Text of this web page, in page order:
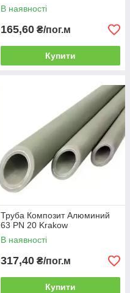
В наявності
165,60 ₴/пог.м
Купити
Труба Композит Алюминий
63 PN 20 Krakow
В наявності
317,40 ₴/пог.м
Купити